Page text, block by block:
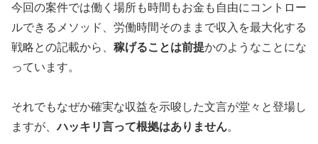
今回の案件では働く場所も時間もお金も自由にコントロー
ルできるメソッド、労働時間そのままで収入を最大化する
戦略との記載から、 稼げることは前提かのようなことにな
っています。
それでもなぜか確実な収益を示唆した文言が堂々と登場し
ますが、ハッキリ言って根拠はありません。